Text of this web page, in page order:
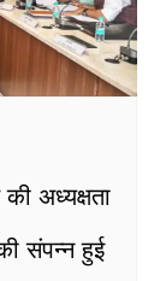
अध्यक्षता
संपन्न हुई